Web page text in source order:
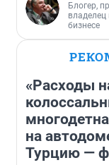
Блогер,
владелец
бизнесе
«Расходы
на
Турцию —